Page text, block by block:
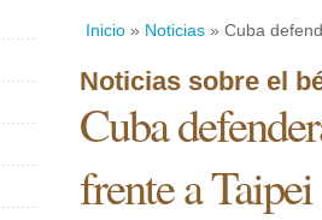
Inicio » Noticias » Cuba
Noticias sobre el
Cuba
frente a Taipei